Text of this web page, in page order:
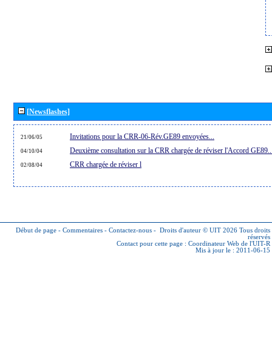
[Newsflashes]
21/06/05 Invitations pour la CRR-06-Rév.GE89 envoyées...
04/10/04 Deuxième consultation sur la CRR chargée de réviser l'Accord
02/08/04 CRR chargée de réviser l
Début de page - Commentaires - Contactez-nous - Droits d'auteur © UIT 2026 Tous droits
réservés
Contact pour cette page : Coordinateur Web de l'UIT-R
Mis à jour le : 2011-06-15